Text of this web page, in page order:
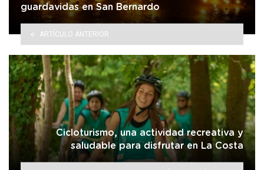
guardavidas en San Bernardo
ARTÍCULO ANTERIOR
Cicloturismo, una actividad recreativa y
saludable para disfrutar en La Costa